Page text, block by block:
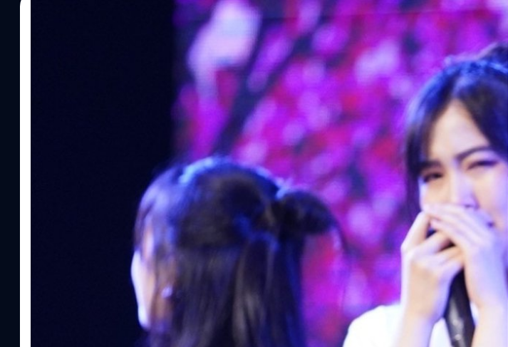
| 2533 days ago
เผยคำต่อคำนาที CakeBNK48 ประกาศจบการศึกษากลางเธียเตอร์
ช่วงหัวค่ำของวันนี้ 30 สิงหาคม 2562 ที่ Theater BNK48 The CAMPUS ภายในห้างสรรพสินค้าเดอะมอลล์
บางกะปิ ในรอบการแสดงปกติ นางสาวนวพร จันทร์สุข (เค้ก) ประกาศจบการศึกษาจาก BNK48 โดยมี
ข้อความดังนี้ "เค้กอยู่กับ bnk มาก็ปีกว่าๆ แล้ว ความรู้สึกตอนนี้ก็ ขอบคุณ BNK48 ที่เปิดโอกาสให้เค้กได้มา
เป็นส่วนหนึ่งใน BNK48 ทำให้เค้กได้มาเดินตามความฝันของตัวเองตั้งแต่เด็กๆ เลย ... และที่สำคัญก็คือแฟน
คลับของเค้กเองที่สนับสนุนและเป็นกำลังใจให้มาตั้งแต่วันแรกที่ก้าวเข้ามาจนถึงวันนี้เลย ได้ผ่านทุกๆ ช่วง
เวลาทุกช่วงความรู้สึกเสียใจ แฮปปี้มาด้วยกันตั้งแต่วันนั้น อยากจะขอบคุณผู้ใหญ่ทุกๆ คนที่ให้โอกาสกับผู้
หญิงคนนี้ อยากจะขอบคุณ คุณครูร้อง คุณครูเต้น ครูทุกคนที่คอยสอน คอยแนะนำให้กับเด็กผู้หญิงคนนี้
อยากจะขอบคุณพี่ๆ ทีมงานทุกคนที่คอยหวังดีกับเด็กผู้หญิงคนนี้ เค้กเสียใจทุกครั้งเลย ที่ไม่ว่าจะมีเหตุการณ์
หรือประเด็นต่างๆ มากมายตั้งแต่ตอนแรกจนถึงปัจจุบัน มันเหนื่อยเนาะ ก็ รู้สึกไม่สบายใจทุกครั้งเลยที่ทำให้
แฟนคลับของเค้กเองเนี่ยเกิดความรู้สึกไม่ดีในตัวเค้ก ก็ .... .... อยากจะ.... เสียใจที่ทำหน้าที่ BNK ได้ไม่
สมบูรณ์แบบ ด้วยเหตุผลนี้เค้กก็จะมีความมุ่งมั่นว่าจะไปเรียนต่อปริญญาโท…